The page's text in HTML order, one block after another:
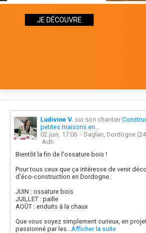
JE DÉCOUVRE
Ludivine V. sur son chantier
petites maisons en...
02 juin, 17:06 - Daglan, Dordogne
Adh
Bientôt la fin de l'ossature bois !
Pour tous ceux que ça intéresse de venir
d'éco-construction en Dordogne :
JUIN : ossature bois
JUILLET : paille
AOÛT : enduits à la chaux
Que vous soyez simplement curieux, en
passionné par les...Afficher la suite